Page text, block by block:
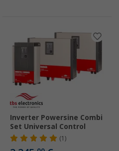
Inverter Powersine Combi
Set Universal Control
(1)